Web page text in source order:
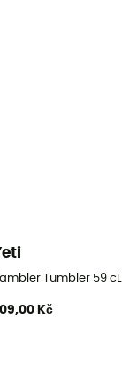
Tumbler 59
Kč